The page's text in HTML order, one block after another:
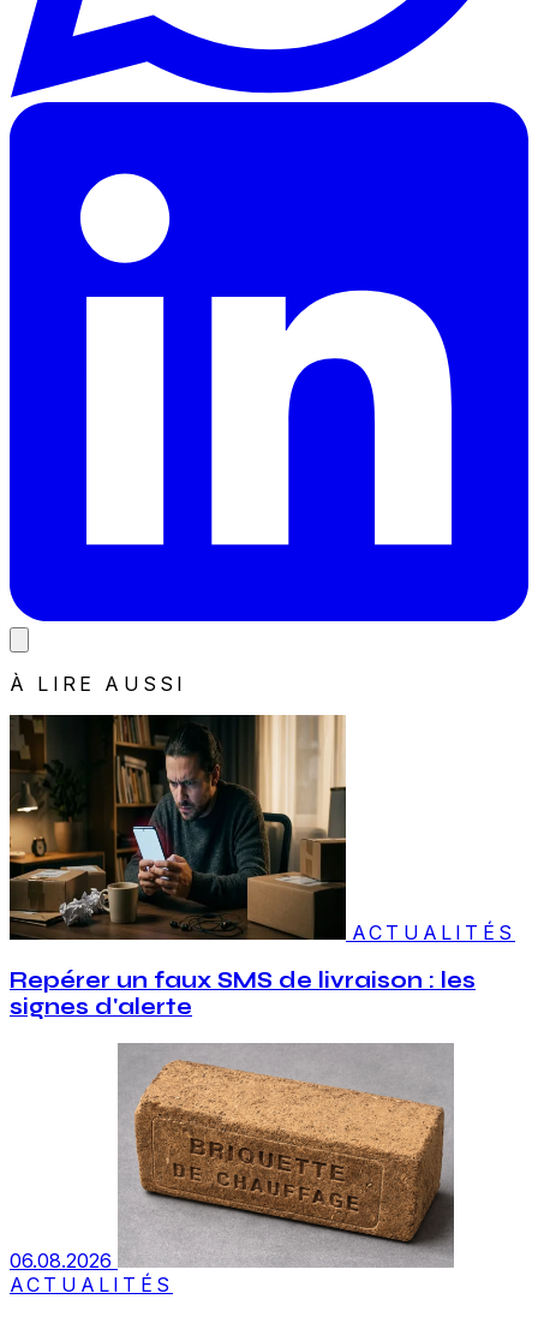
À LIRE AUSSI
ACTUALITÉS
Repérer un faux SMS de livraison : les
signes d'alerte
06.08.2026
ACTUALITÉS